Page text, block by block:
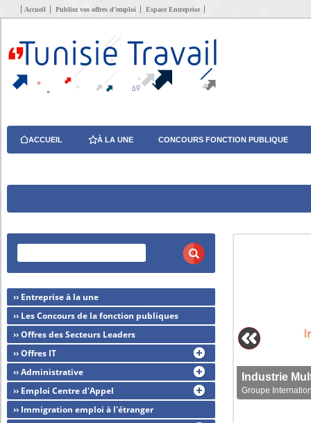
Accueil Publiez vos offres d’emploi Espace Entreprise
ACCUEIL À LA UNE CONCOURS FONCTION PUBLIQUE
Groupe
›› Entreprise à la une
›› Les Concours de la fonction publiques
›› Offres des Secteurs Leaders
›› Offres IT
›› Administrative
›› Emploi Centre d'Appel
›› Immigration emploi à l'étranger